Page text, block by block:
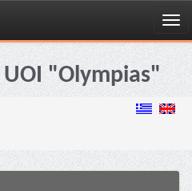
"Olympias"